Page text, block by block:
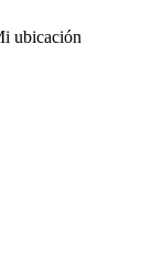
ubicación